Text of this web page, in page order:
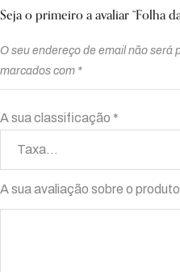
Seja o primeiro a avaliar “Folha
O seu endereço de email não será
marcados com *
A sua classificação *
A sua avaliação sobre o produto